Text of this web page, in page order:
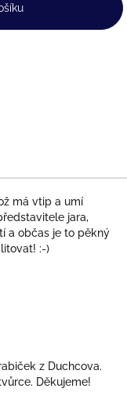
má vtip a umí
jara,
a občas je to pěkný
:-)
z Duchcova.
Děkujeme!